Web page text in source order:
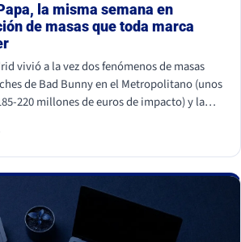
la misma semana en
de masas que toda marca
vivió a la vez dos fenómenos de masas
de Bad Bunny en el Metropolitano (unos
220 millones de euros de impacto) y la
distintas, mismo motor: necesidades
identidad, comunidad y
marca, los dos enseñan lo mismo: la
fabrica, se entiende y se respeta, y entrar
criterio sale caro.